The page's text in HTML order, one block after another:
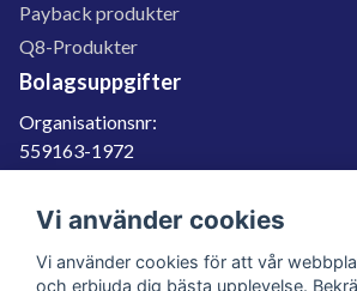
Payback produkter
Q8-Produkter
Bolagsuppgifter
Organisationsnr:
559163-1972
SE559163197201
060-566 800
Vi använder cookies
Vi använder cookies för att vår
och erbjuda dig bästa upplevelse.